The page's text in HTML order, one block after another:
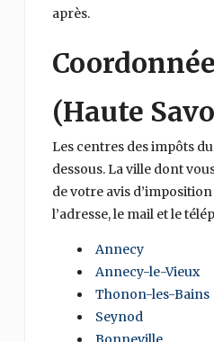
après.
(Haute
Les centres des impôts
dessous. La ville dont
de votre avis
l’adresse, le mail et le
Annecy
Annecy-le-Vieux
Thonon-les-Bains
Seynod